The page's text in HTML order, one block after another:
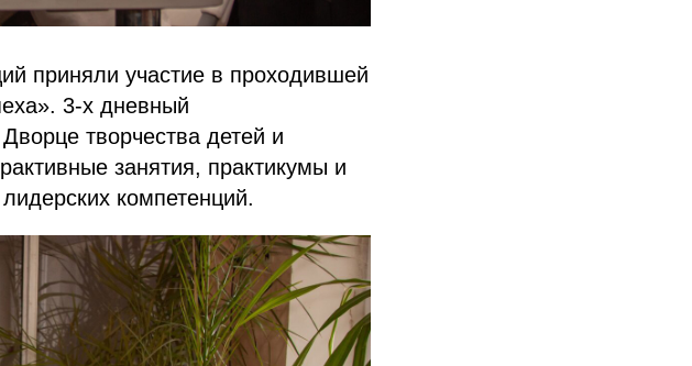
приняли участие в проходившей
3-х дневный
творчества детей и
занятия, практикумы и
компетенций.